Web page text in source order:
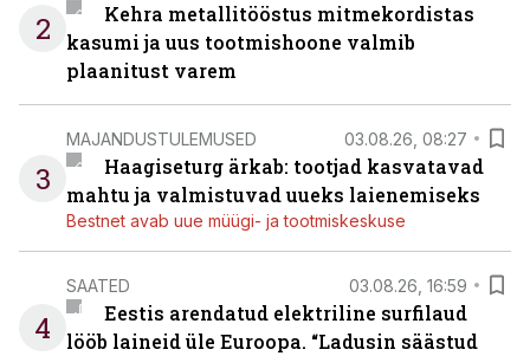
2
Kehra metallitööstus mitmekordistas
kasumi ja uus tootmishoone valmib
plaanitust varem
3
MAJANDUSTULEMUSED 03.08.26, 08:27
Haagiseturg ärkab: tootjad kasvatavad
mahtu ja valmistuvad uueks laienemiseks
Bestnet avab uue müügi- ja tootmiskeskuse
4
SAATED 03.08.26, 16:59
Eestis arendatud elektriline surfilaud
lööb laineid üle Euroopa. “Ladusin säästud